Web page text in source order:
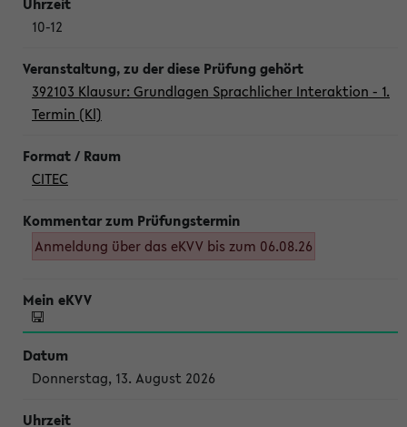
10-12
392103 Klausur: Grundlagen Sprachlicher Interaktion - 1.
Termin (Kl)
CITEC
Anmeldung über das eKVV bis zum 06.08.26
Donnerstag, 13. August 2026